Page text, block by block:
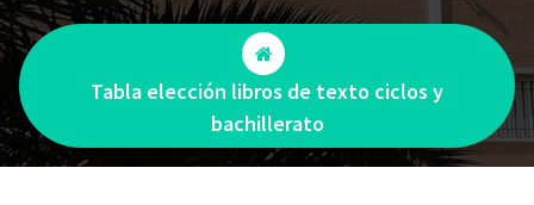
Tabla elección libros de texto ciclos y
bachillerato